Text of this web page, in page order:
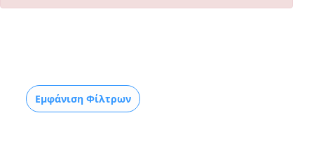
Εμφάνιση Φίλτρων